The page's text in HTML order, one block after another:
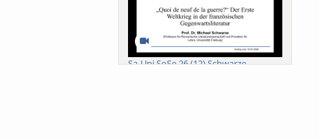
Sa-Uni SoSe 26 (12) Schwarze